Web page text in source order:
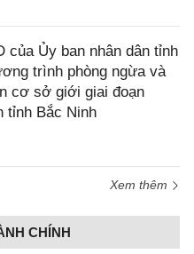
của Ủy ban nhân dân tỉnh
trình phòng ngừa và
cơ sở giới giai đoạn
tỉnh Bắc Ninh
Xem thêm
CHÍNH